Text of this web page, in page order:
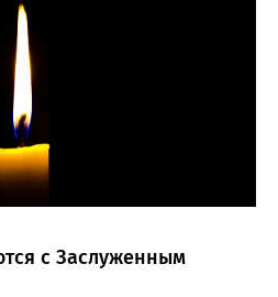
с Заслуженным